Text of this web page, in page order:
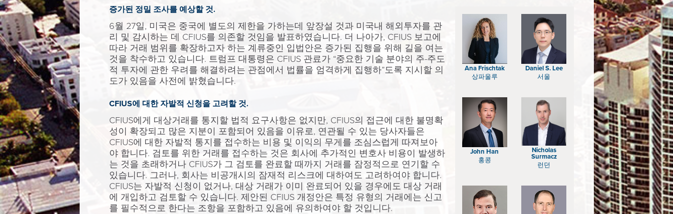
증가된 정밀 조사를 예상할 것.
6월 27일, 미국은 중국에 별도의 제한을 가하는데 앞장설 것과 미국내 해외투자를 관
리 및 감시하는 데 CFIUS를 의존할 것임을 발표하였습니다. 더 나아가, CFIUS 보고에
따라 거래 범위를 확장하고자 하는 계류중인 입법안은 증가된 집행을 위해 길을 여는
것을 착수하고 있습니다. 트럼프 대통령은 CFIUS 관료가 “중요한 기술 분야의 주-주도
적 투자에 관한 우려를 해결하려는 관점에서 법률을 엄격하게 집행하”도록 지시할 의
도가 있음을 사전에 밝혔습니다.
CFIUS에 대한 자발적 신청을 고려할 것.
CFIUS에게 대상거래를 통지할 법적 요구사항은 없지만, CFIUS의 접근에 대한 불명확
성이 확장되고 많은 지분이 포함되어 있음을 이유로, 연관될 수 있는 당사자들은
CFIUS에 대한 자발적 통지를 접수하는 비용 및 이익의 무게를 조심스럽게 따져보아
야 합니다. 검토를 위한 거래를 접수하는 것은 회사에 추가적인 변호사 비용이 발생하
는 것을 초래하거나 CFIUS가 그 검토를 완료할 때까지 거래를 잠정적으로 연기할 수
있습니다. 그러나, 회사는 비공개시의 잠재적 리스크에 대하여도 고려하여야 합니다.
CFIUS는 자발적 신청이 없거나, 대상 거래가 이미 완료되어 있을 경우에도 대상 거래
에 개입하고 검토할 수 있습니다. 제안된 CFIUS 개정안은 특정 유형의 거래에는 신고
를 필수적으로 한다는 조항을 포함하고 있음에 유의하여야 할 것입니다.
Ana Frischtak
상파울루
Daniel S. Lee
서울
John Han
홍콩
Nicholas
Surmacz
런던